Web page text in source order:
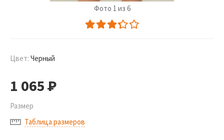
Фото 1 из 6
Цвет: Черный
1 065Р
Размер
Таблица размеров